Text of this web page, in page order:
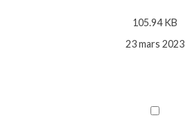
105.94 KB
23 mars 2023